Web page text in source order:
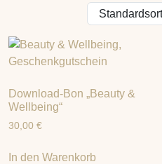
Download-Bon „Beauty &
Wellbeing“
30,00 €
In den Warenkorb